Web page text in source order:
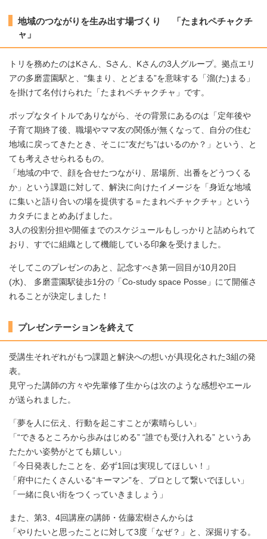
地域のつながりを生み出す場づくり 「たまれペチャクチ
ャ」
トリを務めたのはKさん、Sさん、Kさんの3人グループ。拠点エリ
アの多磨霊園駅と、“集まり、とどまる”を意味する「溜(た)まる」
を掛けて名付けられた「たまれペチャクチャ」です。
ポップなタイトルでありながら、その背景にあるのは「定年後や
子育て期終了後、職場やママ友の関係が無くなって、自分の住む
地域に戻ってきたとき、そこに“友だち”はいるのか？」という、と
ても考えさせられるもの。
「地域の中で、顔を合せたつながり、居場所、出番をどうつくる
か」という課題に対して、解決に向けたイメージを「身近な地域
に集いと語り合いの場を提供する＝たまれペチャクチャ」という
カタチにまとめあげました。
3人の役割分担や開催までのスケジュールもしっかりと詰められて
おり、すでに組織として機能している印象を受けました。
そしてこのプレゼンのあと、記念すべき第一回目が10月20日
(水)、 多磨霊園駅徒歩1分の「Co-study space Posse」にて開催さ
れることが決定しました！
プレゼンテーションを終えて
受講生それぞれがもつ課題と解決への想いが具現化された3組の発
表。
見守った講師の方々や先輩修了生からは次のような感想やエール
が送られました。
「夢を人に伝え、行動を起こすことが素晴らしい」
「“できるところから歩みはじめる” “誰でも受け入れる” というあ
たたかい姿勢がとても嬉しい」
「今日発表したことを、必ず1回は実現してほしい！」
「府中にたくさんいる“キーマン”を、プロとして繋いでほしい」
「一緒に良い街をつくっていきましょう」
また、第3、4回講座の講師・佐藤宏樹さんからは
「やりたいと思ったことに対して3度「なぜ？」と、深掘りする。